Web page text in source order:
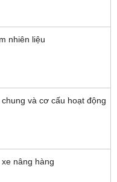
nhiên liệu
và cơ cấu hoạt động
nâng hàng